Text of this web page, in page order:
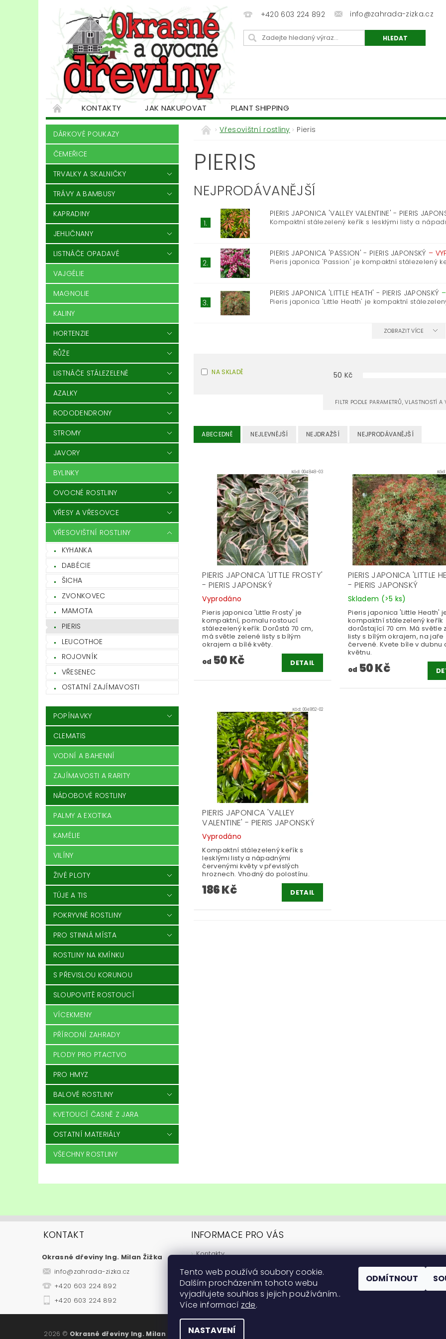
+420 603 224 892 info@zahrada-zizka.cz
KONTAKTY JAK NAKUPOVAT PLANT SHIPPING
DÁRKOVÉ POUKAZY
ČEMEŘICE
TRVALKY A SKALNIČKY
TRÁVY A BAMBUSY
KAPRADINY
JEHLIČNANY
LISTNÁČE OPADAVÉ
VAJGÉLIE
MAGNOLIE
KALINY
HORTENZIE
RŮŽE
LISTNÁČE STÁLEZELENÉ
AZALKY
RODODENDRONY
STROMY
JAVORY
BYLINKY
OVOCNÉ ROSTLINY
VŘESY A VŘESOVCE
VŘESOVIŠTNÍ ROSTLINY
KYHANKA
DABÉCIE
ŠICHA
ZVONKOVEC
MAMOTA
PIERIS
LEUCOTHOE
ROJOVNÍK
VŘESENEC
OSTATNÍ ZAJÍMAVOSTI
POPÍNAVKY
CLEMATIS
VODNÍ A BAHENNÍ
ZAJÍMAVOSTI A RARITY
NÁDOBOVÉ ROSTLINY
PALMY A EXOTIKA
KAMÉLIE
VILÍNY
ŽIVÉ PLOTY
TÚJE A TIS
POKRYVNÉ ROSTLINY
PRO STINNÁ MÍSTA
ROSTLINY NA KMÍNKU
S PŘEVISLOU KORUNOU
SLOUPOVITĚ ROSTOUCÍ
VÍCEKMENY
PŘÍRODNÍ ZAHRADY
PLODY PRO PTACTVO
PRO HMYZ
BALOVÉ ROSTLINY
KVETOUCÍ ČASNĚ Z JARA
OSTATNÍ MATERIÁLY
VŠECHNY ROSTLINY
Vřesovištní rostliny Pieris
PIERIS
NEJPRODÁVANĚJŠÍ
1.
PIERIS JAPONICA 'VALLEY VALENTINE' - PIERIS
Kompaktní stálezelený keřík s lesklými listy a
2.
PIERIS JAPONICA 'PASSION' - PIERIS JAPONSKÝ –
Pieris japonica 'Passion' je kompaktní stálezelený
3.
PIERIS JAPONICA 'LITTLE HEATH' - PIERIS JAPONSKÝ –
Pieris japonica 'Little Heath' je kompaktní
ZOBRAZIT VÍCE
NA SKLADĚ 50 Kč
FILTR PODLE PARAMETRŮ, VLASTNOSTÍ A
ABECEDNĚ NEJLEVNĚJŠÍ NEJDRAŽŠÍ NEJPRODÁVANĚJŠÍ
Kód: 004848-03
PIERIS JAPONICA 'LITTLE FROSTY'
- PIERIS JAPONSKÝ
Vyprodáno
Pieris japonica 'Little Frosty' je
kompaktní, pomalu rostoucí
stálezelený keřík. Dorůstá 70 cm,
má světle zelené listy s bílým
okrajem a bílé květy.
od 50 Kč DETAIL
PIERIS JAPONICA 'LITTLE
- PIERIS JAPONSKÝ
Skladem (>5 ks)
Pieris japonica 'Little Heath'
kompaktní stálezelený keřík
dorůstající 70 cm. Má světle
listy s bílým okrajem, na jaře
červené. Kvete bíle v dubnu
květnu.
od 50 Kč
Kód: 004862-02
PIERIS JAPONICA 'VALLEY
VALENTINE' - PIERIS JAPONSKÝ
Vyprodáno
Kompaktní stálezelený keřík s
lesklými listy a nápadnými
červenými květy v převislých
hroznech. Vhodný do polostínu.
186 Kč DETAIL
KONTAKT
Okrasné dřeviny Ing. Milan Žižka
info@zahrada-zizka.cz
+420 603 224 892
+420 603 224 892
INFORMACE PRO VÁS
Kontakty
Obchodní podmínky
Podmínky ochrany osobních údajů
Fytosanitární informace
Návody na pěstování
2026 © Okrasné dřeviny Ing. Milan Žižka , všechna práva vyhrazena
Tento web používá soubory cookie.
Dalším procházením tohoto webu
vyjadřujete souhlas s jejich používáním..
Více informací zde.
NASTAVENÍ
ODMÍTNOUT